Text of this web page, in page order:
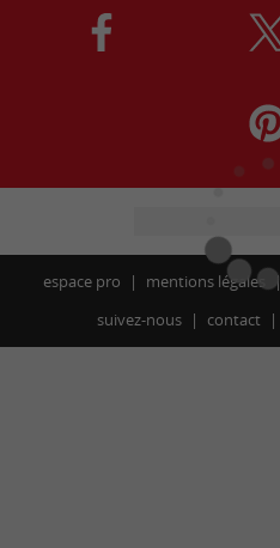
espace pro mentions légales
suivez-nous
contact